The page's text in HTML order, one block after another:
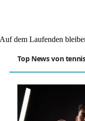
Auf dem Laufenden